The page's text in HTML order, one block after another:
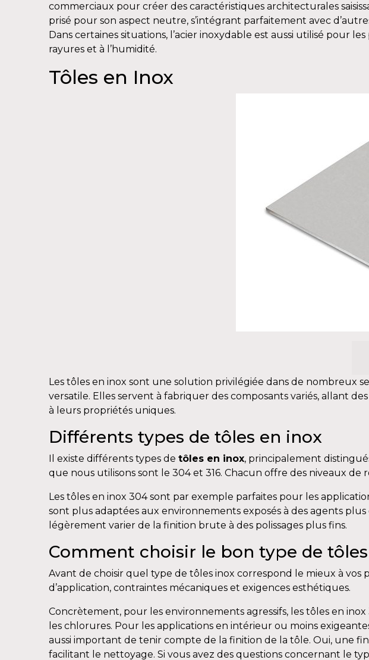
commerciaux pour créer des caractéristiques architecturales
prisé pour son aspect neutre, s’intégrant parfaitement avec
Dans certaines situations, l’acier inoxydable est aussi utilisé pour
rayures et à l’humidité.
Tôles en Inox
Les tôles en inox sont une solution privilégiée dans de nombreux
versatile. Elles servent à fabriquer des composants variés, allant
à leurs propriétés uniques.
Différents types de tôles en inox
Il existe différents types detôles en inox, principalement
que nous utilisons sont le 304 et 316. Chacun offre des niveaux
Les tôles en inox 304 sont par exemple parfaites pour les
sont plus adaptées aux environnements exposés à des agents
légèrement varier de la finition brute à des polissages plus fins.
Comment choisir le bon type de
Avant de choisir quel type de tôles inox correspond le mieux à
d’application, contraintes mécaniques et exigences esthétiques.
Concrètement, pour les environnements agressifs, les tôles en
les chlorures. Pour les applications en intérieur ou moins
aussi important de tenir compte de la finition de la tôle. Oui, une
facilitant le nettoyage. Si vous avez des questions concernant le